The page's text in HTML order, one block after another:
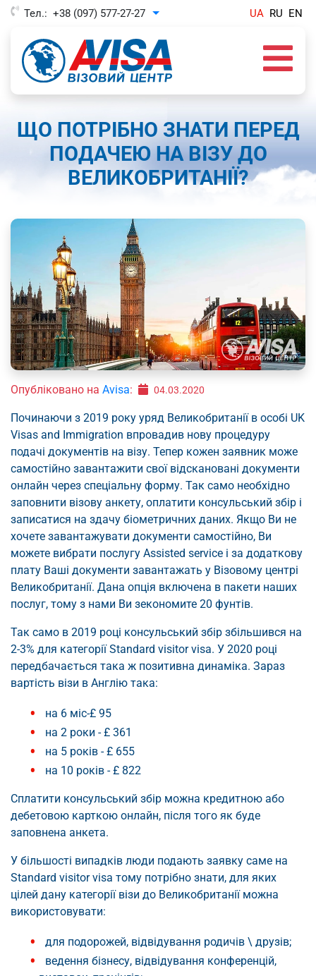
Тел.: +38 (097) 577-27-27 Toggle Dropdown UA RU EN
ЩО ПОТРІБНО ЗНАТИ ПЕРЕД
ПОДАЧЕЮ НА ВІЗУ ДО
ВЕЛИКОБРИТАНІЇ?
Опубліковано на Avisa: 04.03.2020
Починаючи з 2019 року уряд Великобританії в особі UK
Visas and Immigration впровадив нову процедуру
подачі документів на візу. Тепер кожен заявник може
самостійно завантажити свої відскановані документи
онлайн через спеціальну форму. Так само необхідно
заповнити візову анкету, оплатити консульський збір і
записатися на здачу біометричних даних. Якщо Ви не
хочете завантажувати документи самостійно, Ви
можете вибрати послугу Assisted service і за додаткову
плату Ваші документи завантажать у Візовому центрі
Великобританії. Дана опція включена в пакети наших
послуг, тому з нами Ви зекономите 20 фунтів.
Так само в 2019 році консульський збір збільшився на
2-3% для категорії Standard visitor visa. У 2020 році
передбачається така ж позитивна динаміка. Зараз
вартість візи в Англію така:
на 6 міс-£ 95
на 2 роки - £ 361
на 5 років - £ 655
на 10 років - £ 822
Сплатити консульський збір можна кредитною або
дебетовою карткою онлайн, після того як буде
заповнена анкета.
У більшості випадків люди подають заявку саме на
Standard visitor visa тому потрібно знати, для яких
цілей дану категорії візи до Великобританії можна
використовувати:
для подорожей, відвідування родичів \ друзів;
ведення бізнесу, відвідування конференцій,